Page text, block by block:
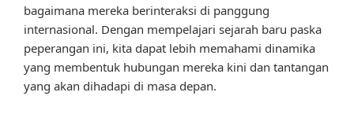
bagaimana mereka berinteraksi di panggung
internasional. Dengan mempelajari sejarah baru paska
peperangan ini, kita dapat lebih memahami dinamika
yang membentuk hubungan mereka kini dan tantangan
yang akan dihadapi di masa depan.